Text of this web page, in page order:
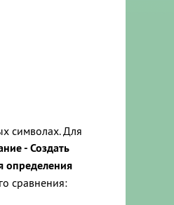
символах. Для
- Создать
определения
сравнения: